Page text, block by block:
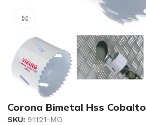
Corona Bimetal Hss Cobalto
SKU: 91121-MO